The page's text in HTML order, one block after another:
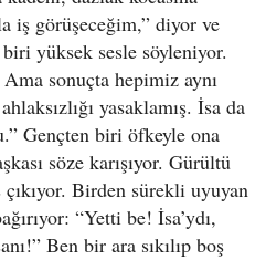
iş görüşeceğim,” diyor ve
yüksek sesle söyleniyor.
sonuçta hepimiz aynı
yasaklamış. İsa da
Gençten biri öfkeyle ona
söze karışıyor. Gürültü
Birden sürekli uyuyan
“Yetti be! İsa’ydı,
Ben bir ara sıkılıp boş